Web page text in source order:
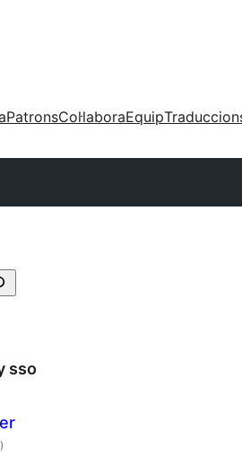
PatronsCol·laboraEquip
sso
puntuacions
totals
)